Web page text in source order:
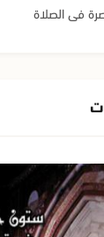
في الصلاة